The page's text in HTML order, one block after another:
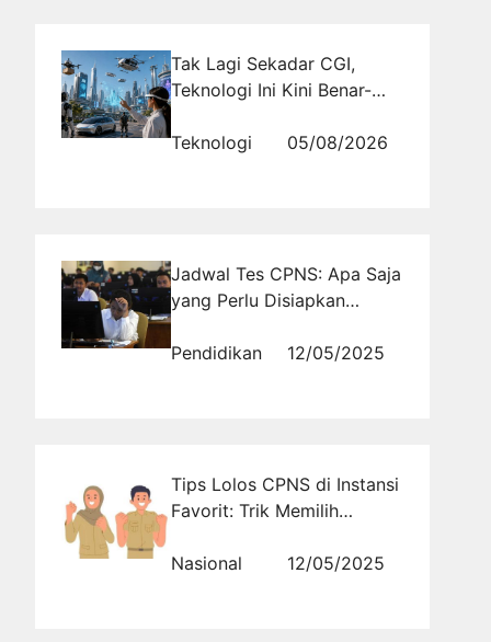
Tak Lagi Sekadar CGI,
Teknologi Ini Kini Benar-
Teknologi
05/08/2026
Jadwal Tes CPNS: Apa Saja
yang Perlu Disiapkan
Pendidikan
12/05/2025
Tips Lolos CPNS di Instansi
Favorit: Trik Memilih
Calon ASN Muda!
Nasional 12/05/2025